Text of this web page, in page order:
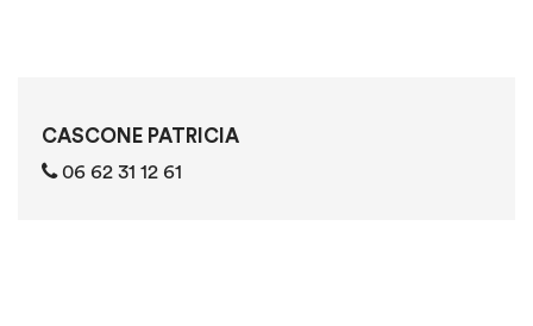
CASCONE PATRICIA
06 62 31 12 61